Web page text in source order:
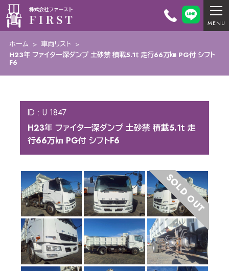
ホーム > 車両リスト >
H23年 ファイター深ダンプ 土砂禁 積載5.1ｔ 走行66万㎞ PG付 シフト
F6
ID : U 1847
H23年 ファイター深ダンプ 土砂禁 積載5.1ｔ 走
行66万㎞ PG付 シフトF6
SOLD OUT